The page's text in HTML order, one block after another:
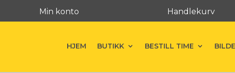
Min konto Handlekurv
HJEM BUTIKK BESTILL TIME